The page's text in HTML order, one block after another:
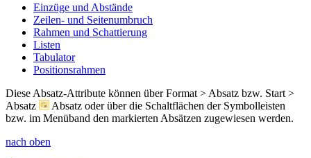
Einzüge und Abstände
Zeilen- und Seitenumbruch
Rahmen und Schattierung
Listen
Tabulator
Positionsrahmen
Diese Absatz-Attribute können überFormat > Absatz bzw. Start >
Absatz
Absatz oder über die Schaltflächen der Symbolleisten
bzw. im Menüband den markierten Absätzen zugewiesen werden.
nach oben